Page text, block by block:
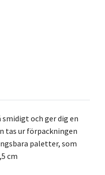
och ger dig en
tas ur förpackningen
paletter, som
cm